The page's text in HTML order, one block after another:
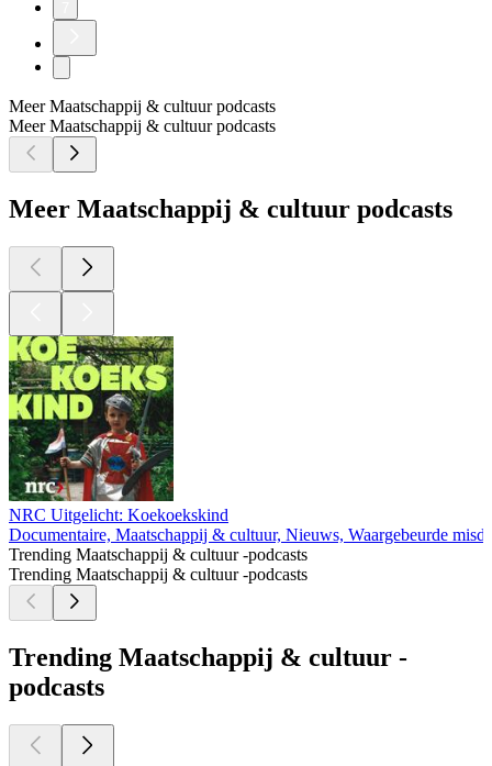
Meer Maatschappij & cultuur podcasts
Meer Maatschappij & cultuur podcasts
Meer Maatschappij & cultuur podcasts
NRC Uitgelicht: Koekoekskind
Documentaire, Maatschappij & cultuur, Nieuws, Waargebeurde
Trending Maatschappij & cultuur -podcasts
Trending Maatschappij & cultuur -podcasts
Trending Maatschappij & cultuur -
podcasts